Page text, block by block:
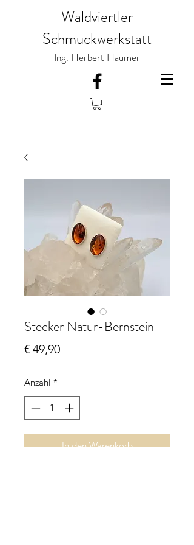
Waldviertler
Schmuckwerkstatt
Ing. Herbert Haumer
Stecker Natur-Bernstein
€ 49,90Preis
Anzahl *
In den Warenkorb